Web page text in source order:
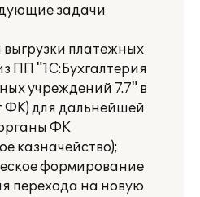
задачи
платежных
ПП "1С:Бухгалтерия
учреждений 7.7" в
ФК) для дальнейшей
ФК
казначейство);
формирование
перехода на новую